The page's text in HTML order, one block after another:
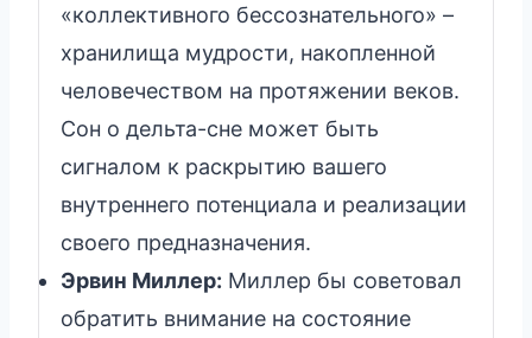
«коллективного бессознательного» –
хранилища мудрости, накопленной
человечеством на протяжении веков.
Сон о дельта-сне может быть
сигналом к раскрытию вашего
внутреннего потенциала и реализации
своего предназначения.
Эрвин Миллер: Миллер бы советовал
обратить внимание на состояние